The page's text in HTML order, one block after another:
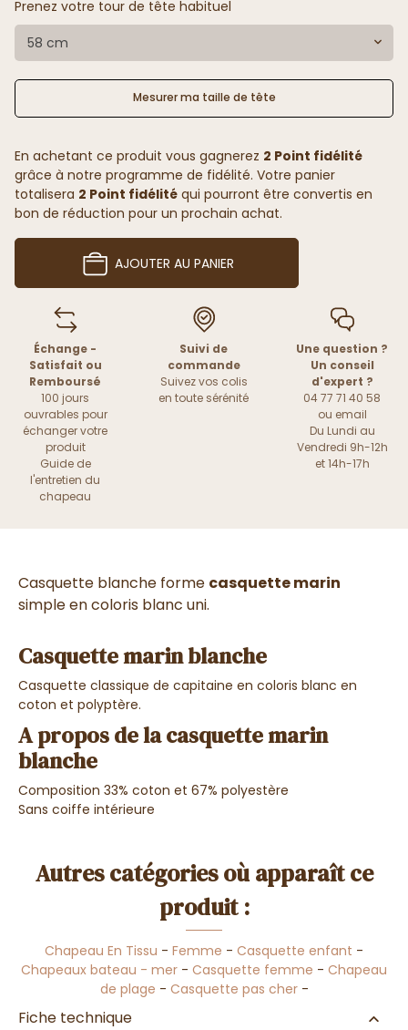
Prenez votre tour de tête habituel
58 cm
Mesurer ma taille de tête
En achetant ce produit vous gagnerez 2 Point fidélité
grâce à notre programme de fidélité. Votre panier
totalisera 2 Point fidélité qui pourront être convertis en
bon de réduction pour un prochain achat.
AJOUTER AU PANIER
Échange -
Satisfait ou
Remboursé
100 jours
ouvrables pour
échanger votre
produit
Guide de
l'entretien du
chapeau
Suivi de
commande
Suivez vos colis
en toute sérénité
Une question ?
Un conseil
d'expert ?
04 77 71 40 58
ou email
Du Lundi au
Vendredi 9h-12h
et 14h-17h
Casquette blanche forme casquette marin
simple en coloris blanc uni.
Casquette marin blanche
Casquette classique de capitaine en coloris blanc en
coton et polyptère.
A propos de la casquette marin
blanche
Composition 33% coton et 67% polyestère
Sans coiffe intérieure
Autres catégories où apparaît ce
produit :
Chapeau En Tissu - Femme - Casquette enfant -
Chapeaux bateau - mer - Casquette femme - Chapeau
de plage - Casquette pas cher -
Fiche technique